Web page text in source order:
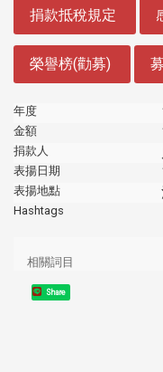
捐款抵稅規定
榮譽榜(勸募)
年度
金額
捐款人
表揚日期
表揚地點
Hashtags
相關詞目
Share